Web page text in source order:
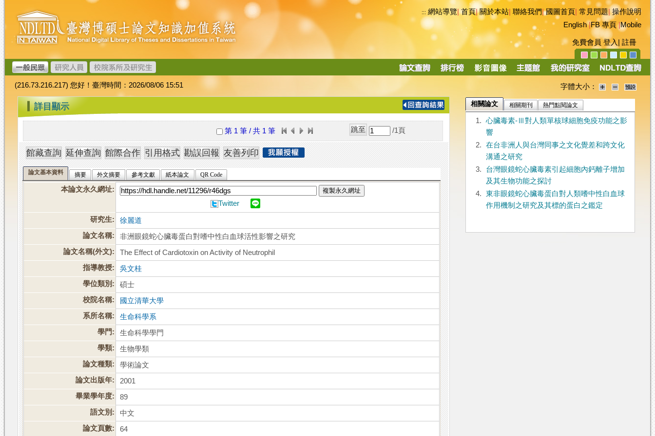
跳
到
主
要
內
容
臺
灣
博
碩
士
論
文
加
值
系
統
::: 網站導覽|首頁|關於本站 聯絡我們|國圖首頁 常見問題|操作說明
English|FB 專頁|Mobile
免費會員 登入 註冊
導
(216.73.216.217) 您好！臺灣時間：2026/08/06 15:51 字體大小：
::: 詳目顯示
第 1 筆 / 共 1 筆 /1 頁
論文基本資料 摘要 外文摘要 參考文獻 紙本論文 QR Code
本論文永久網址: 複製永久網址
Twitter
研究生:
徐麗道
論文名稱:
非洲眼鏡蛇心臟毒蛋白對嗜中性白血球活性影響之研究
論文名稱(外文):
The Effect of Cardiotoxin on Activity of Neutrophil
指導教授:
吳文桂
學位類別:
碩士
校院名稱:
國立清華大學
系所名稱:
生命科學系
學門:
生命科學學門
學類:
生物學類
論文種類:
學術論文
論文出版年:
2001
畢業學年度:
89
語文別:
中文
論文頁數:
64
相關論文 相關期刊 熱門點閱論文
1.
心臟毒素-Ⅲ對人類單核球細胞免疫功能之影
響
2.
在台非洲人與台灣同事之文化覺差和跨文化
溝通之研究
3.
台灣眼鏡蛇心臟毒素引起細胞內鈣離子增加
及其生物功能之探討
4.
東非眼鏡蛇心臟毒蛋白對人類嗜中性白血球
作用機制之研究及其標的蛋白之鑑定